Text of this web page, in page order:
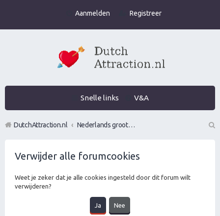
Aanmelden Registreer
Snelle links V&A
DutchAttraction.nl
Nederlands grootste Dutch Attraction, Lifestyle, Vrouwen versieren en Pick-Up (PUA) Forum
Verwijder alle forumcookies
Weet je zeker dat je alle cookies ingesteld door dit forum wilt
verwijderen?